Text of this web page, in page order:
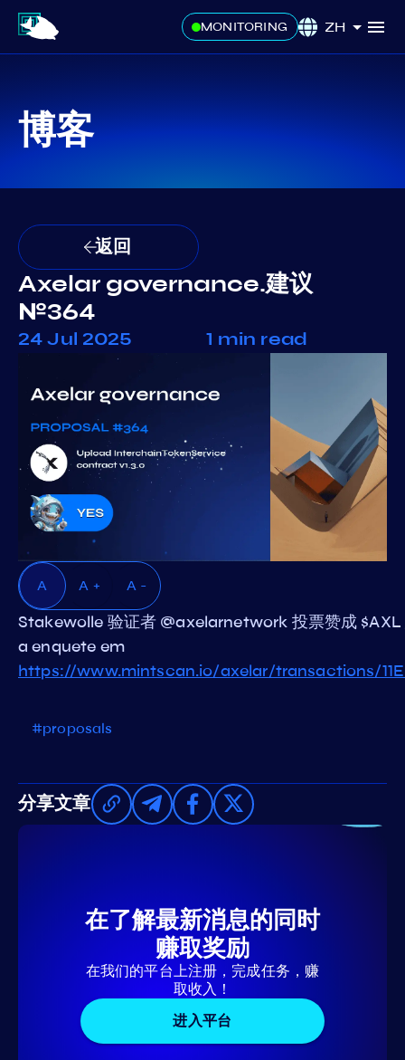
MONITORING ZH
博客
返回
Axelar governance.建议
№364
24 Jul 2025 1 min read
A A + A -
Stakewolle 验证者 @axelarnetwork 投票赞成
a enquete em
https://www.mintscan.io/axelar/transactions/
#proposals
分享文章
在了解最新消息的同时
赚取奖励
在我们的平台上注册，完成任务，赚
取收入！
进入平台